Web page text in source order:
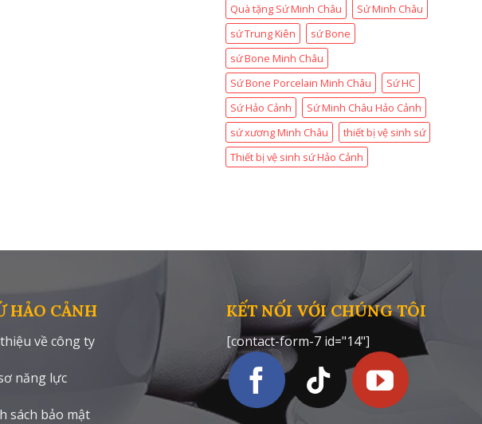
Quà tặng Sứ Minh Châu
Sứ Minh Châu
sứ Trung Kiên
sứ Bone
sứ Bone Minh Châu
Sứ Bone Porcelain Minh Châu
Sứ HC
Sứ Hảo Cảnh
Sứ Minh Châu Hảo Cảnh
sứ xương Minh Châu
thiết bị vệ sinh sứ
Thiết bị vệ sinh sứ Hảo Cảnh
HẢO CẢNH
về công ty
năng lực
sách bảo mật
KẾT NỐI VỚI CHÚNG TÔI
[contact-form-7 id="14"]